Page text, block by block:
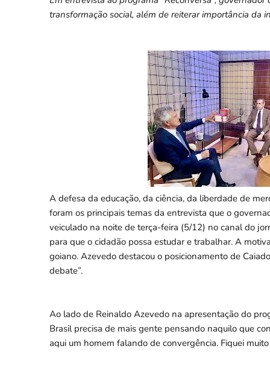
transformação social, além de reiterar importância da
A defesa da educação, da ciência, da liberdade de
foram os principais temas da entrevista que o
veiculado na noite de terça-feira (5/12) no canal do
para que o cidadão possa estudar e trabalhar. A
goiano. Azevedo destacou o posicionamento de
debate”.
Ao lado de Reinaldo Azevedo na apresentação do
Brasil precisa de mais gente pensando naquilo que
aqui um homem falando de convergência. Fiquei